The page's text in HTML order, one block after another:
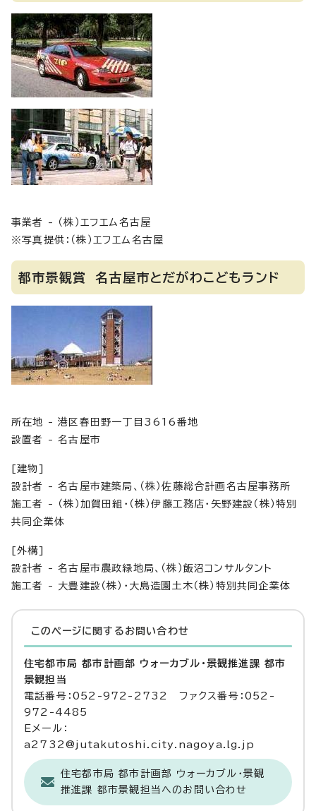
事業者 - （株）エフエム名古屋
※写真提供：（株）エフエム名古屋
都市景観賞 名古屋市とだがわこどもランド
所在地 - 港区春田野一丁目3616番地
設置者 - 名古屋市
[建物]
設計者 - 名古屋市建築局、（株）佐藤総合計画名古屋事務所
施工者 - （株）加賀田組・（株）伊藤工務店・矢野建設（株）特別
共同企業体
[外構]
設計者 - 名古屋市農政緑地局、（株）飯沼コンサルタント
施工者 - 大豊建設（株）・大島造園土木（株）特別共同企業体
このページに関する お問い合わせ
住宅都市局 都市計画部 ウォーカブル・景観推進課 都市
景観担当
電話番号：052-972-2732 ファクス番号：052-
972-4485
Eメール：
a2732@jutakutoshi.city.nagoya.lg.jp
住宅都市局 都市計画部 ウォーカブル・景観
推進課 都市景観担当へのお問い合わせ